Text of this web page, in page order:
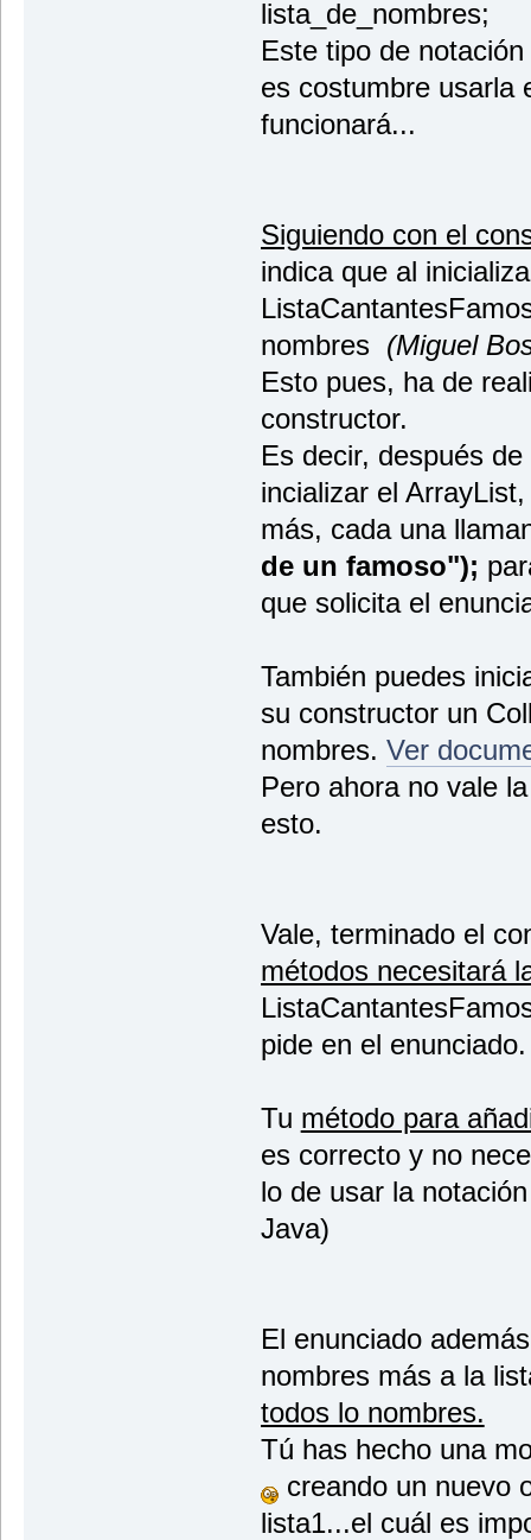
lista_de_nombres;
Este tipo de
es costumbre usarla
funcionará...
Siguiendo con el
indica que al
nombres (Miguel
Esto pues, ha de
constructor.
Es decir, después
incializar el
más, cada una
de un famoso");
que solicita el
También puedes
su constructor un
nombres. Ver
Pero ahora no vale
esto.
Vale, terminado el
métodos necesitará
pide en el enunciado.
Tu método para
es correcto y no
lo de usar la
Java)
El enunciado
nombres más a la
todos lo nombres.
Tú has hecho una
creando un nuevo
lista1...el cuál es